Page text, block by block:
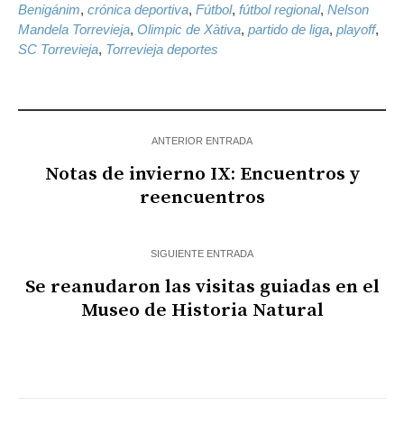
Benigánim, crónica deportiva, Fútbol, fútbol regional, Nelson
Mandela Torrevieja, Olimpic de Xàtiva, partido de liga, playoff,
SC Torrevieja, Torrevieja deportes
ANTERIOR ENTRADA
Notas de invierno IX: Encuentros y
reencuentros
SIGUIENTE ENTRADA
Se reanudaron las visitas guiadas en el
Museo de Historia Natural